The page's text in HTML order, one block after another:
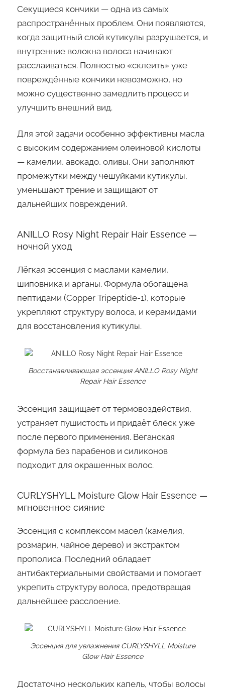
Секущиеся кончики — одна из самых
распространённых проблем. Они появляются,
когда защитный слой кутикулы разрушается, и
внутренние волокна волоса начинают
расслаиваться. Полностью «склеить» уже
повреждённые кончики невозможно, но
можно существенно замедлить процесс и
улучшить внешний вид.
Для этой задачи особенно эффективны масла
с высоким содержанием олеиновой кислоты
— камелии, авокадо, оливы. Они заполняют
промежутки между чешуйками кутикулы,
уменьшают трение и защищают от
дальнейших повреждений.
ANILLO Rosy Night Repair Hair Essence —
ночной уход
Лёгкая эссенция с маслами камелии,
шиповника и арганы. Формула обогащена
пептидами (Copper Tripeptide-1), которые
укрепляют структуру волоса, и керамидами
для восстановления кутикулы.
Восстанавливающая эссенция ANILLO Rosy Night
Repair Hair Essence
Эссенция защищает от термовоздействия,
устраняет пушистость и придаёт блеск уже
после первого применения. Веганская
формула без парабенов и силиконов
подходит для окрашенных волос.
CURLYSHYLL Moisture Glow Hair Essence —
мгновенное сияние
Эссенция с комплексом масел (камелия,
розмарин, чайное дерево) и экстрактом
прополиса. Последний обладает
антибактериальными свойствами и помогает
укрепить структуру волоса, предотвращая
дальнейшее расслоение.
Эссенция для увлажнения CURLYSHYLL Moisture
Glow Hair Essence
Достаточно нескольких капель, чтобы волосы